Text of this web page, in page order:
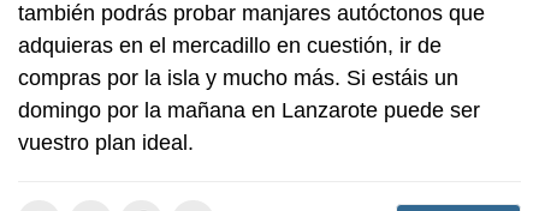
también podrás probar manjares autóctonos que
adquieras en el mercadillo en cuestión, ir de
compras por la isla y mucho más. Si estáis un
domingo por la mañana en Lanzarote puede ser
vuestro plan ideal.